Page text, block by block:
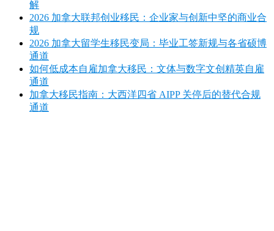
解
2026 加拿大联邦创业移民：企业家与创新中坚的商业合
规
2026 加拿大留学生移民变局：毕业工签新规与各省硕博
通道
如何低成本自雇加拿大移民：文体与数字文创精英自雇
通道
加拿大移民指南：大西洋四省 AIPP 关停后的替代合规
通道